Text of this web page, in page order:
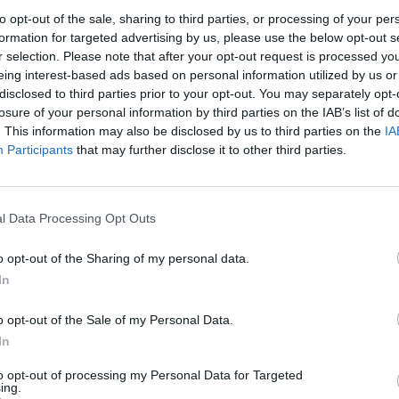
opt-out of the sale, sharing to third parties, or processing of your
for targeted advertising by us, please use the below opt-out
selection. Please note that after your opt-out request is processed
interest-based ads based on personal information utilized by us
to third parties prior to your opt-out. You may separately
of your personal information by third parties on the IAB’s list of
This information may also be disclosed by us to third parties on the
Participants that may further disclose it to other third parties.
Data Processing Opt Outs
opt-out of the Sharing of my personal data.
opt-out of the Sale of my Personal Data.
opt-out of processing my Personal Data for Targeted
elles n’ont pas toutes les mêmes bénéfices pour la
de minéraux et de vitamines
pour assurer un bon transit, détoxifier l’organisme, bien
des bactéries pathogènes), ralentir la charge
», lit-on dans Notre Temps.
et de minéraux, dont « la vitamine B9 (acide
à la protection
1.3k
1.3k
4
de